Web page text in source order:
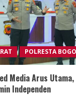
POLRESTA
Media Arus
Independen